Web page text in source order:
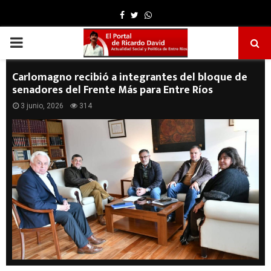
Facebook
TwitterWhatsapp
PRIMARY
MENU
Carlomagno recibió a integrantes del bloque de
senadores del Frente Más para Entre Ríos
3 junio, 2026 314